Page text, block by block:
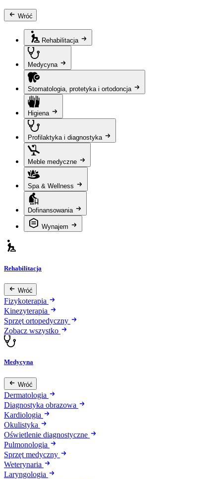
Wróć
Rehabilitacja
Medycyna
Stomatologia, protetyka i ortodoncja
Higiena
Profilaktyka i diagnostyka
Meble medyczne
Spa & Wellness
Dofinansowania
Wynajem
Rehabilitacja
Wróć
Fizykoterapia
Kinezyterapia
Sprzęt ortopedyczny
Zobacz wszystko
Medycyna
Wróć
Dermatologia
Diagnostyka obrazowa
Kardiologia
Okulistyka
Oświetlenie diagnostyczne
Pulmonologia
Sprzęt medyczny
Weterynaria
Laryngologia